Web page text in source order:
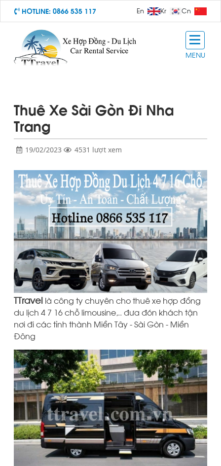
HOTLINE:0866 535 117 En Kr Cn
MENU
Thuê Xe Sài Gòn Đi Nha
Trang
19/02/2023 4531 lượt xem
TTravel là công ty chuyên cho thuê xe hợp đồng
du lịch 4 7 16 chỗ limousine,.. đưa đón khách tận
nơi đi các tỉnh thành Miền Tây - Sài Gòn - Miền
Đông